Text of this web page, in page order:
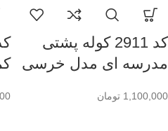
کد 2911 کوله پشتی
مدرسه ای مدل خرسی
1,100,000 تومان